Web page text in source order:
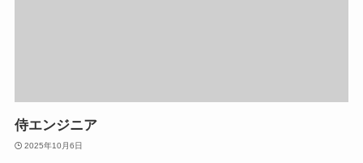
侍エンジニア
2025年10月6日